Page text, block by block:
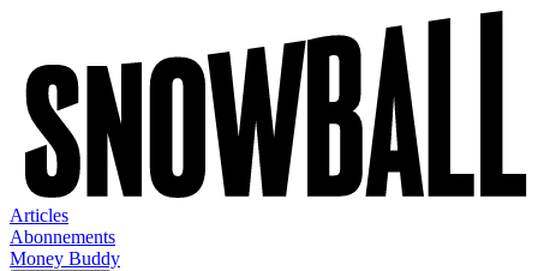
Articles
Abonnements
Money Buddy